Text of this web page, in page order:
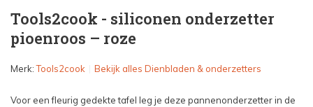
Tools2cook - siliconen onderzetter
pioenroos – roze
Merk:Tools2cook Bekijk alles Dienbladen & onderzetters
Voor een fleurig gedekte tafel leg je deze pannenonderzetter in de